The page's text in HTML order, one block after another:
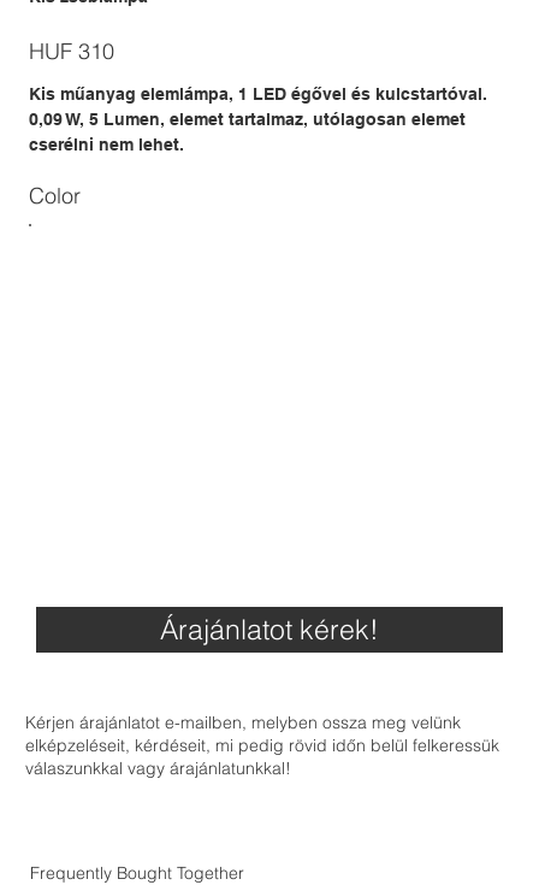
Price
HUF 310
Kis műanyag elemlámpa, 1 LED égővel és kulcstartóval.
0,09 W, 5 Lumen, elemet tartalmaz, utólagosan elemet
cserélni nem lehet.
Color
Árajánlatot kérek!
Kérjen árajánlatot e-mailben, melyben ossza meg velünk
elképzeléseit, kérdéseit, mi pedig rövid időn belül felkeressük
válaszunkkal vagy árajánlatunkkal!
Frequently Bought Together